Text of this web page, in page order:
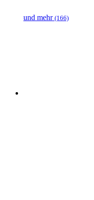
und mehr (166)